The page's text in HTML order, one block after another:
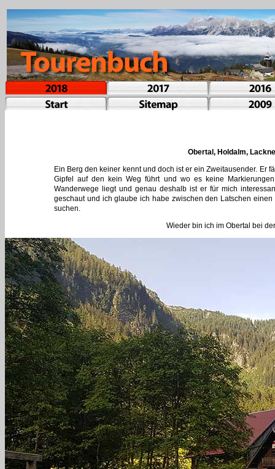
Obertal, Holdalm,
Ein Berg den keiner kennt und doch ist er ein Zweitausender. Er
Gipfel auf den kein Weg führt und wo es keine
Wanderwege liegt und genau deshalb ist er für mich
geschaut und ich glaube ich habe zwischen den Latschen
suchen.
Wieder bin ich im Obertal bei